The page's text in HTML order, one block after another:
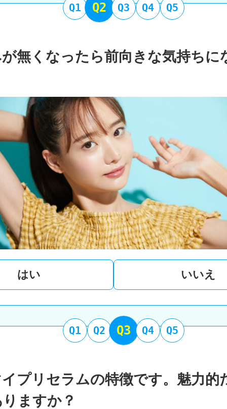
Q1 Q2 Q3 Q4 Q5
無くなったら前向きな気持ちに
はい いいえ
Q1 Q2 Q3 Q4 Q5
プリセラムの特徴です。魅力的
ますか？